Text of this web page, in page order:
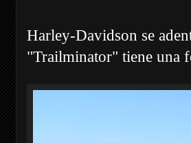
Harley-Davidson se
"Trailminator" tiene una